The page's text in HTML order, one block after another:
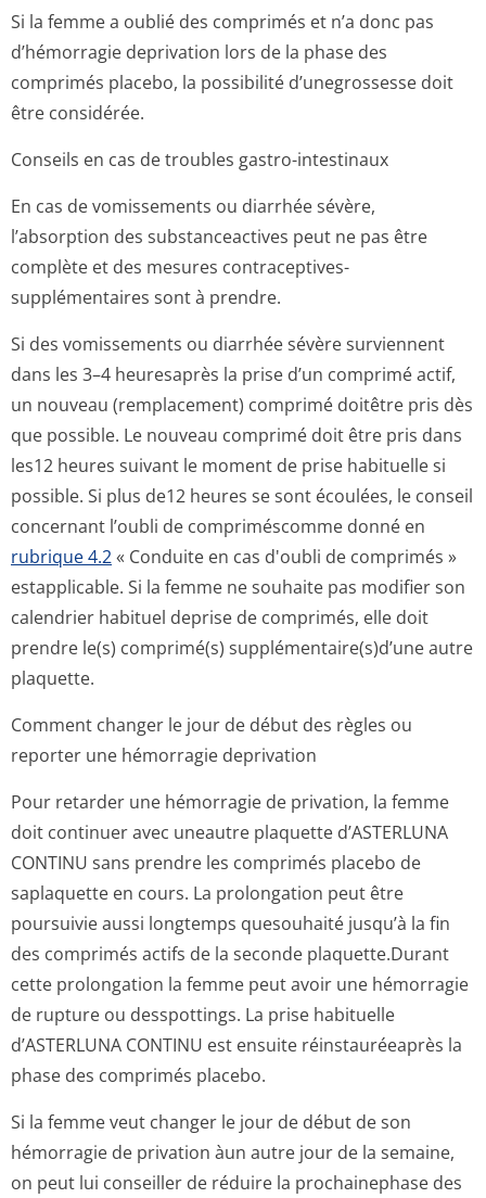
Si la femme a oublié des comprimés et n’a donc pas
d’hémorragie deprivation lors de la phase des
comprimés placebo, la possibilité d’unegrossesse doit
être considérée.
Conseils en cas de troubles gastro-intestinaux
En cas de vomissements ou diarrhée sévère,
l’absorption des substanceactives peut ne pas être
complète et des mesures contraceptives­
supplémentaires sont à prendre.
Si des vomissements ou diarrhée sévère surviennent
dans les 3–4 heuresaprès la prise d’un comprimé actif,
un nouveau (remplacement) comprimé doitêtre pris dès
que possible. Le nouveau comprimé doit être pris dans
les12 heures suivant le moment de prise habituelle si
possible. Si plus de12 heures se sont écoulées, le conseil
concernant l’oubli de compriméscomme donné en
rubrique 4.2« Conduite en cas d'oubli de comprimés »
estapplicable. Si la femme ne souhaite pas modifier son
calendrier habituel deprise de comprimés, elle doit
prendre le(s) comprimé(s) supplémentaire(s)d’u­ne autre
plaquette.
Comment changer le jour de début des règles ou
reporter une hémorragie deprivation
Pour retarder une hémorragie de privation, la femme
doit continuer avec uneautre plaquette d’ASTERLUNA
CONTINU sans prendre les comprimés placebo de
saplaquette en cours. La prolongation peut être
poursuivie aussi longtemps quesouhaité jusqu’à la fin
des comprimés actifs de la seconde plaquette.Durant
cette prolongation la femme peut avoir une hémorragie
de rupture ou desspottings. La prise habituelle
d’ASTERLUNA CONTINU est ensuite réinstauréeaprès la
phase des comprimés placebo.
Si la femme veut changer le jour de début de son
hémorragie de privation àun autre jour de la semaine,
on peut lui conseiller de réduire la prochainephase des